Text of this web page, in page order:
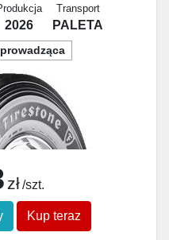
2026
Transport
PALETA
zł/szt.
Kup teraz